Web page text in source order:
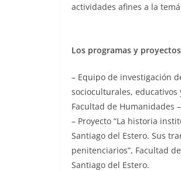
actividades afines a la
Los programas y
– Equipo de investigación
socioculturales, educativos
Facultad de Humanidades
– Proyecto “La historia
Santiago del Estero. Sus
penitenciarios”, Facultad
Santiago del Estero.